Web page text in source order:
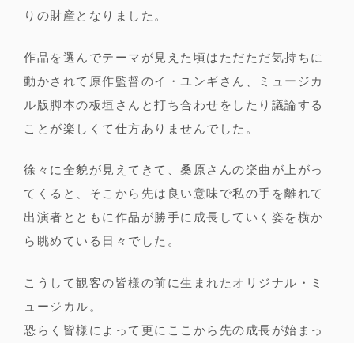
りの財産となりました。
作品を選んでテーマが見えた頃はただただ気持ちに
動かされて原作監督のイ・ユンギさん、ミュージカ
ル版脚本の板垣さんと打ち合わせをしたり議論する
ことが楽しくて仕方ありませんでした。
徐々に全貌が見えてきて、桑原さんの楽曲が上がっ
てくると、そこから先は良い意味で私の手を離れて
出演者とともに作品が勝手に成長していく姿を横か
ら眺めている日々でした。
こうして観客の皆様の前に生まれたオリジナル・ミ
ュージカル。
恐らく皆様によって更にここから先の成長が始まっ